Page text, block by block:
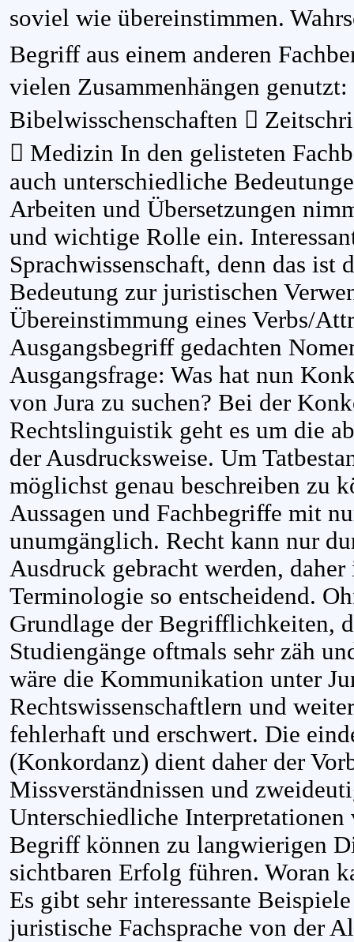
soviel wie übereinstimmen.
Begriff aus einem anderen
vielen Zusammenhängen
Bibelwisschenschaften 
 Medizin In den gelisteten
auch unterschiedliche
Arbeiten und Übersetzungen
und wichtige Rolle ein.
Sprachwissenschaft, denn das ist
Bedeutung zur juristischen
Übereinstimmung eines Verbs/
Ausgangsbegriff gedachten
Ausgangsfrage: Was hat nun
von Jura zu suchen? Bei der
Rechtslinguistik geht es um die
der Ausdrucksweise. Um
möglichst genau beschreiben zu
Aussagen und Fachbegriffe mit
unumgänglich. Recht kann nur
Ausdruck gebracht werden,
Terminologie so entscheidend.
Grundlage der Begrifflichkeiten,
Studiengänge oftmals sehr zäh
wäre die Kommunikation unter
Rechtswissenschaftlern und
fehlerhaft und erschwert. Die
(Konkordanz) dient daher der
Missverständnissen und
Unterschiedliche Interpretationen
Begriff können zu langwierigen
sichtbaren Erfolg führen. Woran
Es gibt sehr interessante
juristische Fachsprache von der